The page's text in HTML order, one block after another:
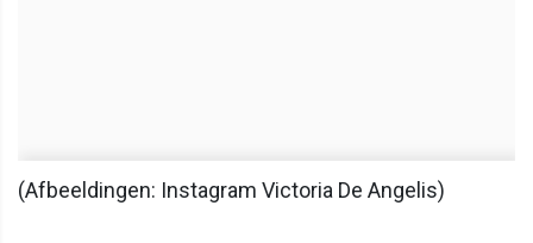
(Afbeeldingen: Instagram Victoria De Angelis)